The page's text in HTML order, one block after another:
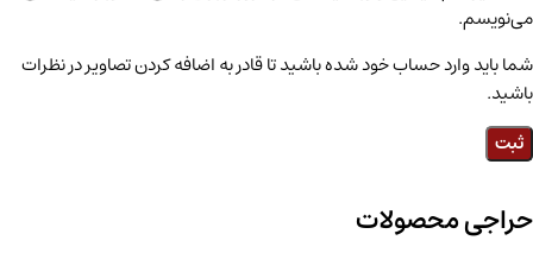
می‌نویسم.
شما باید وارد حساب خود شده باشید تا قادر به اضافه کردن تصاویر در نظرات
باشید.
حراجی محصولات